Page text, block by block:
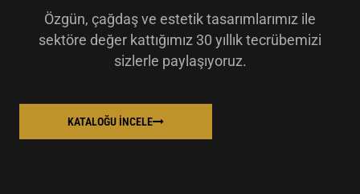
Özgün, çağdaş ve estetik tasarımlarımız ile
sektöre değer kattığımız 30 yıllık tecrübemizi
sizlerle paylaşıyoruz.
KATALOĞU İNCELE